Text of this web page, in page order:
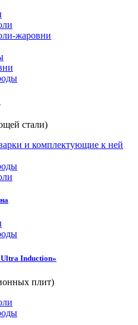
жаровни
стали)
и комплектующие к ней
Induction»
плит)